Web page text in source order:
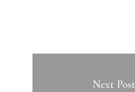
Next Post